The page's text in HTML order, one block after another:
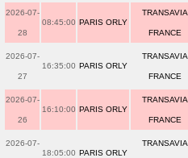
2026-07-
28
08:45:00 PARIS ORLY
TRANSAVIA
FRANCE
2026-07-
27
16:35:00 PARIS ORLY
TRANSAVIA
FRANCE
2026-07-
26
16:10:00 PARIS ORLY
TRANSAVIA
FRANCE
2026-07-
18:05:00 PARIS ORLY
TRANSAVIA